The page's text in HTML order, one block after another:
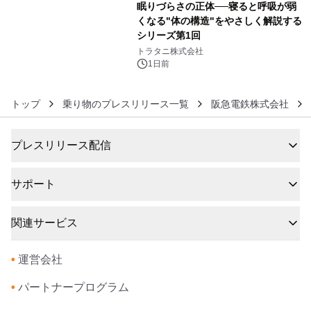
眠りづらさの正体──寝ると呼吸が弱
くなる"体の構造"をやさしく解説する
シリーズ第1回
トラタニ株式会社
1日前
トップ 乗り物のプレスリリース一覧 阪急電鉄株式会社
プレスリリース配信
サポート
関連サービス
• 運営会社
• パートナープログラム